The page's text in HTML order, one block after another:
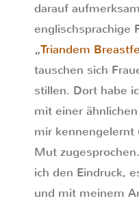
darauf
englischsprachige
„Triandem
tauschen sich
stillen. Dort habe
mit einer
mir kennengelernt
Mut
ich den Eindruck,
und mit meinem